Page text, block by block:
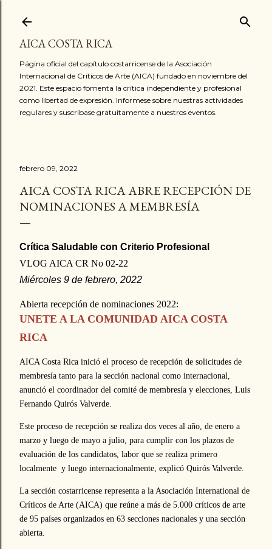
AICA COSTA RICA
Página oficial del capítulo costarricense de la Asociación
Internacional de Críticos de Arte (AICA) fundado en noviembre del
2021. Este espacio fomenta la crítica independiente y profesional
como libertad de expresión. Informese sobre nuestras actividades
regulares y suscribase gratuitamente a nuestros eventos.
febrero 09, 2022
AICA COSTA RICA ABRE RECEPCIÓN DE
NOMINACIONES A MEMBRESÍA
Crítica Saludable con Criterio Profesional
VLOG AICA CR No 02-22
Miércoles 9 de febrero, 2022
Abierta recepción de nominaciones 2022:
UNETE A LA COMUNIDAD AICA COSTA
RICA
AICA Costa Rica inició el proceso de recepción de solicitudes de
membresía tanto para la sección nacional como internacional,
anunció el coordinador del comité de membresía y elecciones, Luis
Fernando Quirós Valverde.
Este proceso de recepción se realiza dos veces al año, de enero a
marzo y luego de mayo a julio, para cumplir con los plazos de
evaluación de los candidatos, labor que se realiza primero
localmente y luego internacionalmente, explicó Quirós Valverde.
La sección costarricense representa a la Asociación International de
Críticos de Arte (AICA) que reúne a más de 5.000 críticos de arte
de 95 países organizados en 63 secciones nacionales y una sección
abierta.